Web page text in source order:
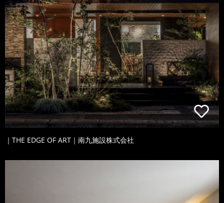
｜THE EDGE OF ART｜南九施設株式会社